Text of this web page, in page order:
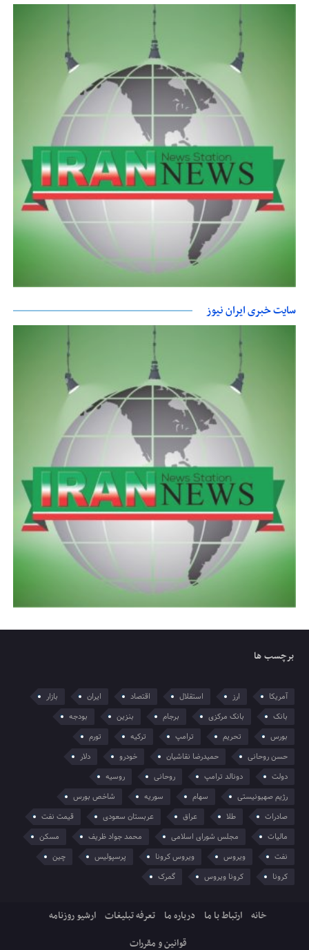
سایت خبری ایران نیوز
برچسب ها
آمریکا ارز استقلال اقتصاد ایران
بازار
بانک
بانک مرکزی برجام بنزین
بودجه
بورس
تحریم ترامپ ترکیه
تورم
حسن روحانی
حمیدرضا نقاشیان خودرو
دلار
دولت
دونالد ترامپ روحانی
روسیه
رژیم صهیونیستی
سهام سوریه
شاخص بورس
صادرات
طلا عراق عربستان سعودی
قیمت نفت
مالیات
مجلس شورای اسلامی محمد جواد ظریف
مسکن
نفت
ویروس ویروس کرونا پرسپولیس
چین
کرونا
کرونا ویروس گمرک
خانه ارتباط با ما درباره ما تعرفه تبلیغات ارشیو روزنامه
قوانین و مقررات